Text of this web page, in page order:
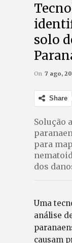
solo
On 7 ago,
Share
Solução
para
dos
Uma
análise
causam